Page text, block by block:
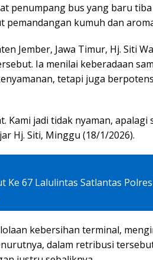
penumpang bus yang baru
pemandangan kumuh dan
Jember, Jawa Timur, Hj. Siti
Ia menilai keberadaan
tetapi juga
Kami jadi tidak nyaman, apalagi
Hj. Siti, Minggu (18/1/2026).
Ke 67 Lalulintas Satlantas
kebersihan terminal,
dalam retribusi